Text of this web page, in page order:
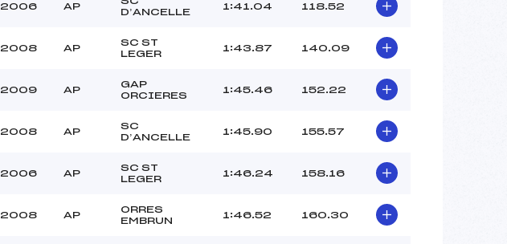
ATHENOUR (AP)
TAMPAS FESTA (AP)
Température départ :
2006 AP
D’ANCELLE
1:41.04 118.52
2008 AP
SC ST
LEGER
1:43.87 140.09
2009 AP
GAP
ORCIERES
1:45.46 152.22
2008 AP
SC
D’ANCELLE
1:45.90 155.57
2006 AP
SC ST
LEGER
1:46.24 158.16
2008 AP
ORRES
EMBRUN
1:46.52 160.30